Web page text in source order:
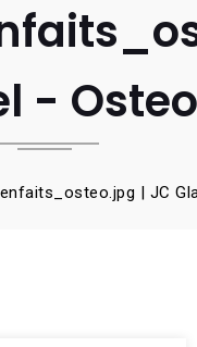
-
| JC